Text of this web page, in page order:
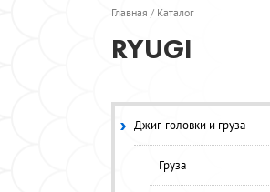
Главная / Каталог
RYUGI
Джиг-головки и груза
Груза